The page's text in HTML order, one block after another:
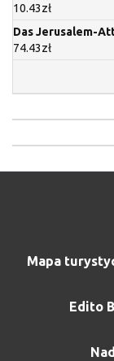
10.43zł
Das Jerusalem-
74.43zł
Mapa
Edito